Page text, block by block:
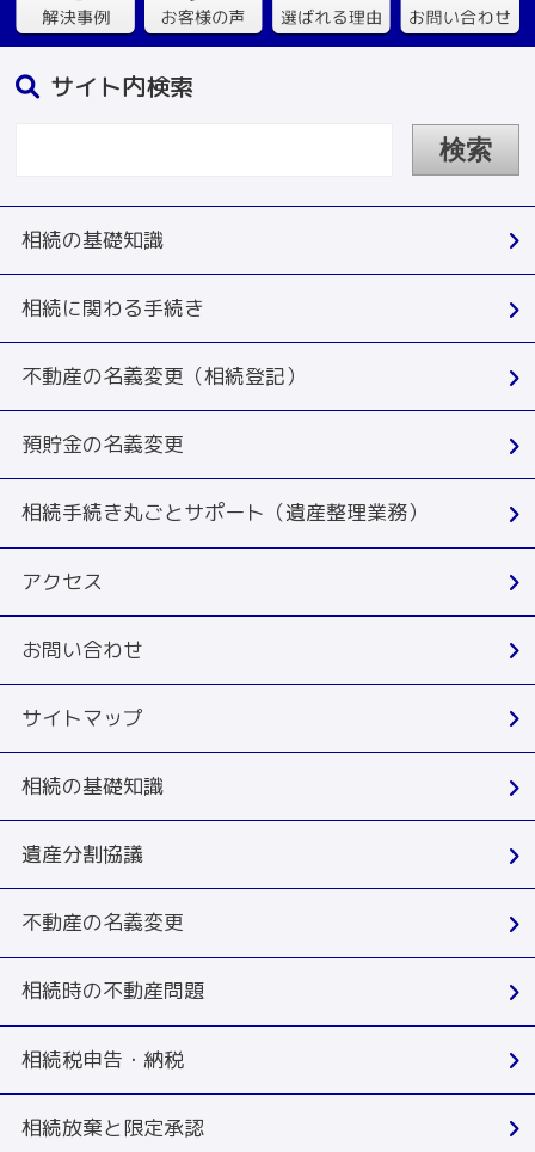
サイト内検索
相続の基礎知識
相続に関わる手続き
不動産の名義変更（相続登記）
預貯金の名義変更
相続手続き丸ごとサポート（遺産整理業務）
アクセス
お問い合わせ
サイトマップ
相続の基礎知識
遺産分割協議
不動産の名義変更
相続時の不動産問題
相続税申告・納税
相続放棄と限定承認